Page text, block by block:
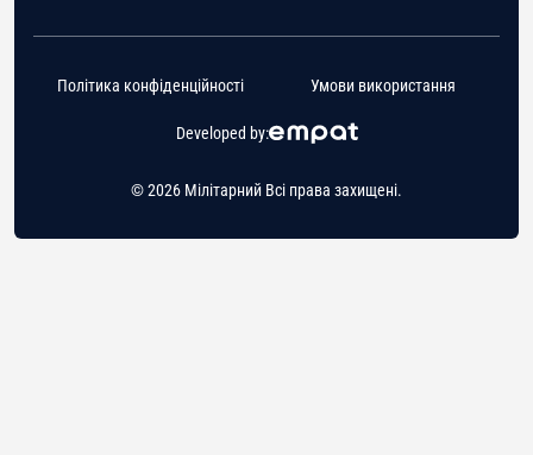
© 2026 Мілітарний Всі права захищені.
Developed by:
Політика конфіденційності Умови використання